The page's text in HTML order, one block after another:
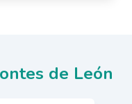
de León